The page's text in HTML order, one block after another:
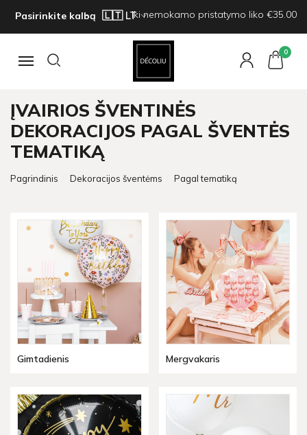
Pasirinkite kalbą Iki nemokamo pristatymo liko €35.00
Navigacija
0
ĮVAIRIOS ŠVENTINĖS
DEKORACIJOS PAGAL ŠVENTĖS
TEMATIKĄ
Pagrindinis Dekoracijos šventėms Pagal tematiką
Gimtadienis Mergvakaris